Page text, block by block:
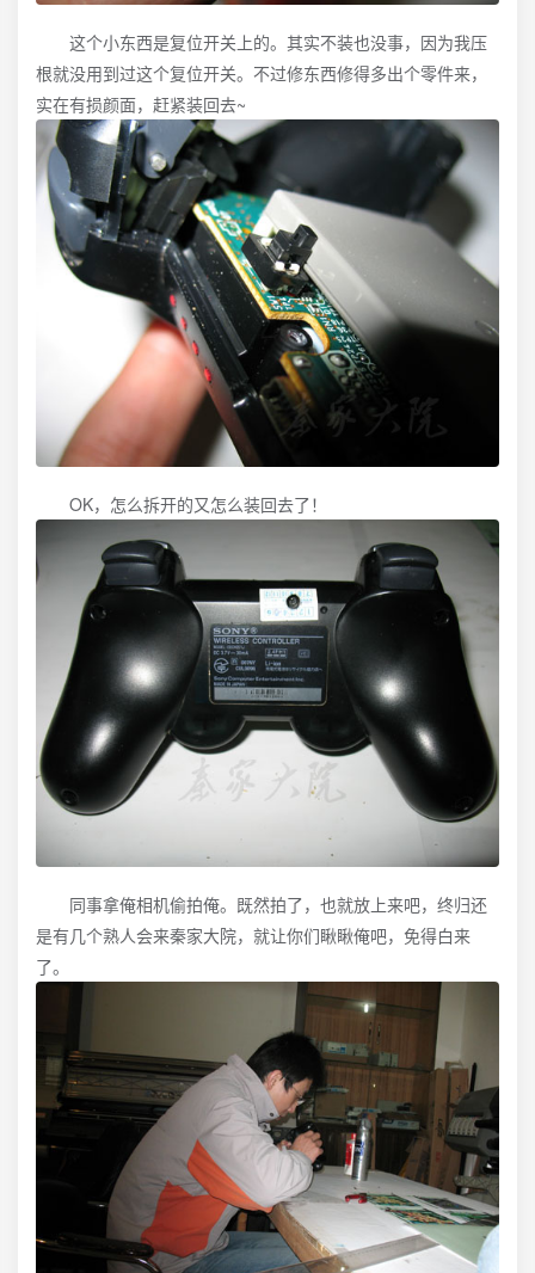
这个小东西是复位开关上的。其实不装也没事，因为我压
根就没用到过这个复位开关。不过修东西修得多出个零件来，
实在有损颜面，赶紧装回去~
OK，怎么拆开的又怎么装回去了！
同事拿俺相机偷拍俺。既然拍了，也就放上来吧，终归还
是有几个熟人会来秦家大院，就让你们瞅瞅俺吧，免得白来
了。